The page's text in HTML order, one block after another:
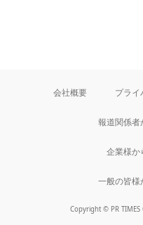
会社概要 プライ
報道関係者
企業様か
一般の皆様
Copyright © PR